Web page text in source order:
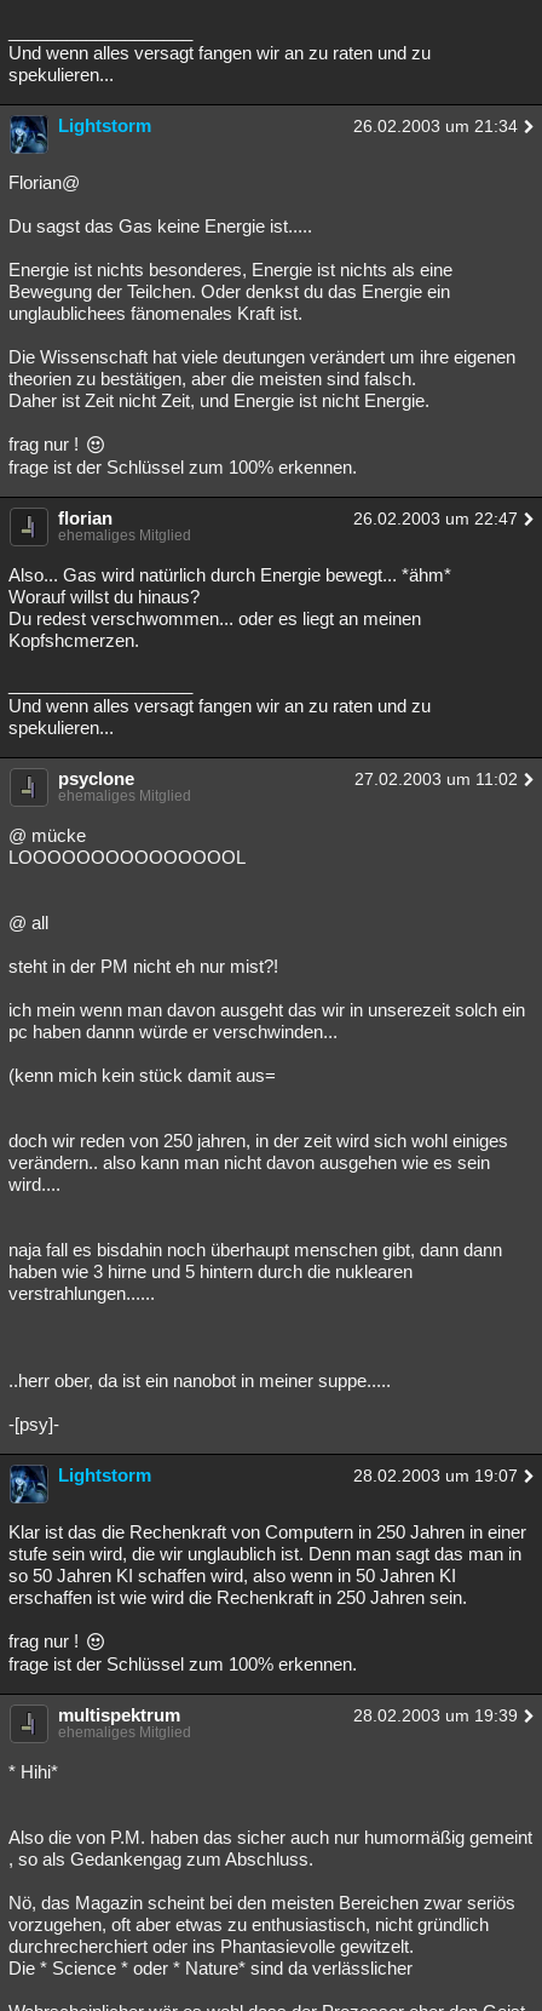
Und wenn alles versagt fangen wir an zu raten und zu
spekulieren...
Lightstorm 26.02.2003 um 21:34
Florian@
Du sagst das Gas keine Energie ist.....
Energie ist nichts besonderes, Energie ist nichts als eine
Bewegung der Teilchen. Oder denkst du das Energie ein
unglaublichees fänomenales Kraft ist.
Die Wissenschaft hat viele deutungen verändert um ihre eigenen
theorien zu bestätigen, aber die meisten sind falsch.
Daher ist Zeit nicht Zeit, und Energie ist nicht Energie.
frag nur !
frage ist der Schlüssel zum 100% erkennen.
florian 26.02.2003 um 22:47
ehemaliges Mitglied
Also... Gas wird natürlich durch Energie bewegt... *ähm*
Worauf willst du hinaus?
Du redest verschwommen... oder es liegt an meinen
Kopfshcmerzen.
Und wenn alles versagt fangen wir an zu raten und zu
spekulieren...
psyclone 27.02.2003 um 11:02
ehemaliges Mitglied
@ mücke
LOOOOOOOOOOOOOOOL
@ all
steht in der PM nicht eh nur mist?!
ich mein wenn man davon ausgeht das wir in unserezeit solch ein
pc haben dannn würde er verschwinden...
(kenn mich kein stück damit aus=
doch wir reden von 250 jahren, in der zeit wird sich wohl einiges
verändern.. also kann man nicht davon ausgehen wie es sein
wird....
naja fall es bisdahin noch überhaupt menschen gibt, dann dann
haben wie 3 hirne und 5 hintern durch die nuklearen
verstrahlungen......
..herr ober, da ist ein nanobot in meiner suppe.....
-[psy]-
Lightstorm 28.02.2003 um 19:07
Klar ist das die Rechenkraft von Computern in 250 Jahren in einer
stufe sein wird, die wir unglaublich ist. Denn man sagt das man in
so 50 Jahren KI schaffen wird, also wenn in 50 Jahren KI
erschaffen ist wie wird die Rechenkraft in 250 Jahren sein.
frag nur !
frage ist der Schlüssel zum 100% erkennen.
multispektrum 28.02.2003 um 19:39
ehemaliges Mitglied
* Hihi*
Also die von P.M. haben das sicher auch nur humormäßig gemeint
, so als Gedankengag zum Abschluss.
Nö, das Magazin scheint bei den meisten Bereichen zwar seriös
vorzugehen, oft aber etwas zu enthusiastisch, nicht gründlich
durchrecherchiert oder ins Phantasievolle gewitzelt.
Die * Science * oder * Nature* sind da verlässlicher